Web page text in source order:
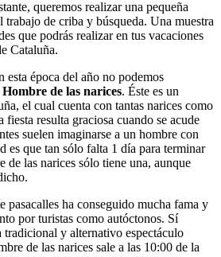
queremos realizar una pequeña
trabajo de criba y búsqueda. Una muestra
que podrás realizar en tus vacaciones
Cataluña.
esta época del año no podemos
Hombre de las narices. Éste es un
el cual cuenta con tantas narices como
fiesta resulta graciosa cuando se acude
suelen imaginarse a un hombre con
es que tan sólo falta 1 día para terminar
de las narices sólo tiene una, aunque
pasacalles ha conseguido mucha fama y
por turistas como autóctonos. Sí
tradicional y alternativo espectáculo
de las narices sale a las 10:00 de la